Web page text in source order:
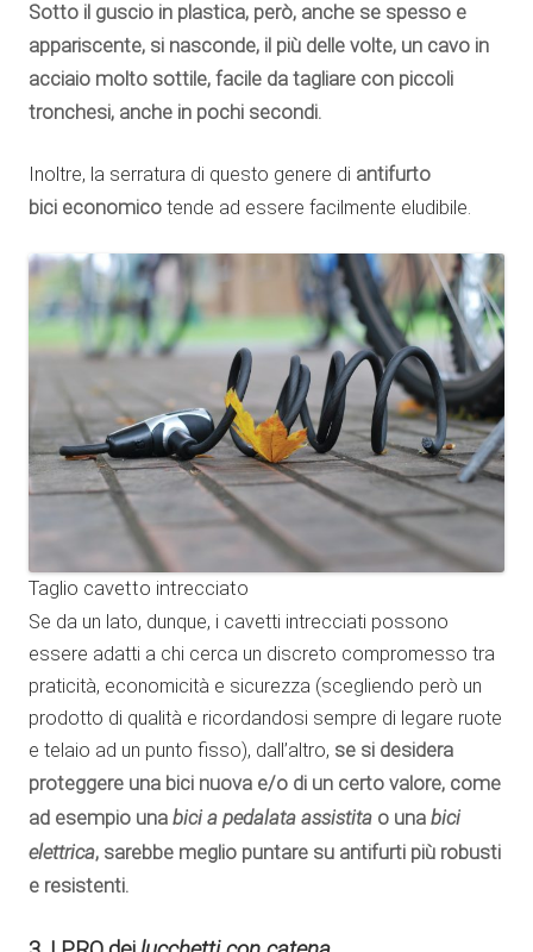
Sotto il guscio in plastica, però, anche se spesso e
appariscente, si nasconde, il più delle volte, un cavo in
acciaio molto sottile, facile da tagliare con piccoli
tronchesi, anche in pochi secondi.
Inoltre, la serratura di questo genere di antifurto
bici economico tende ad essere facilmente eludibile.
Taglio cavetto intrecciato
Se da un lato, dunque, i cavetti intrecciati possono
essere adatti a chi cerca un discreto compromesso tra
praticità, economicità e sicurezza (scegliendo però un
prodotto di qualità e ricordandosi sempre di legare ruote
e telaio ad un punto fisso), dall’altro, se si desidera
proteggere una bici nuova e/o di un certo valore, come
ad esempio una bici a pedalata assistita o una bici
elettrica, sarebbe meglio puntare su antifurti più robusti
e resistenti.